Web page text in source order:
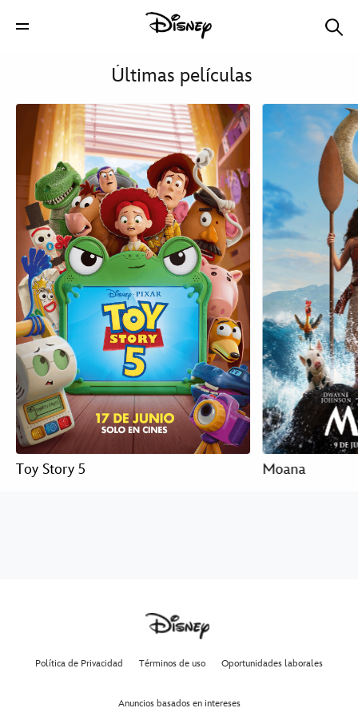
Últimas películas
Toy Story 5 Moana
Política de Privacidad Términos de uso Oportunidades laborales
Anuncios basados en intereses